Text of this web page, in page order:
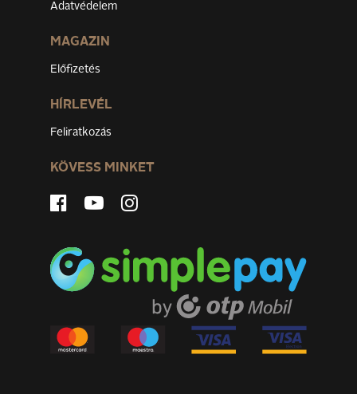
Adatvédelem
MAGAZIN
Előfizetés
HÍRLEVÉL
Feliratkozás
KÖVESS MINKET